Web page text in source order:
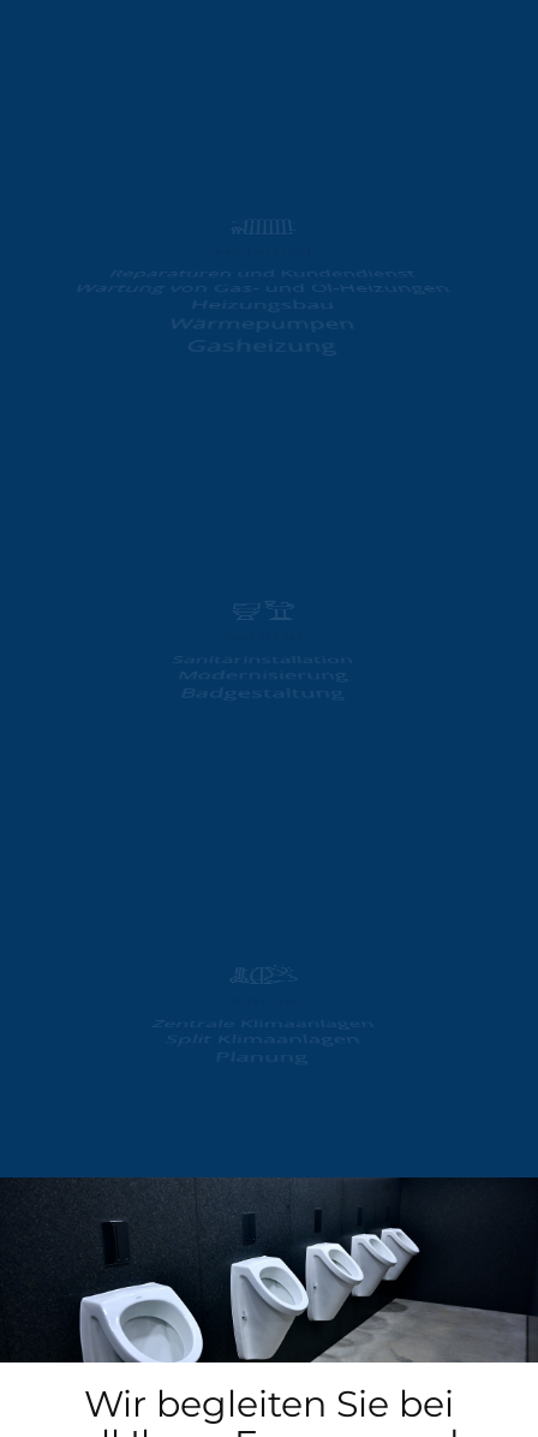
Heizung
Reparaturen und Kundendienst
Wartung von Gas- und Öl-Heizungen
Heizungsbau
Sanitärinstallation
Zentrale Klimaanlagen
Wir begleiten Sie bei